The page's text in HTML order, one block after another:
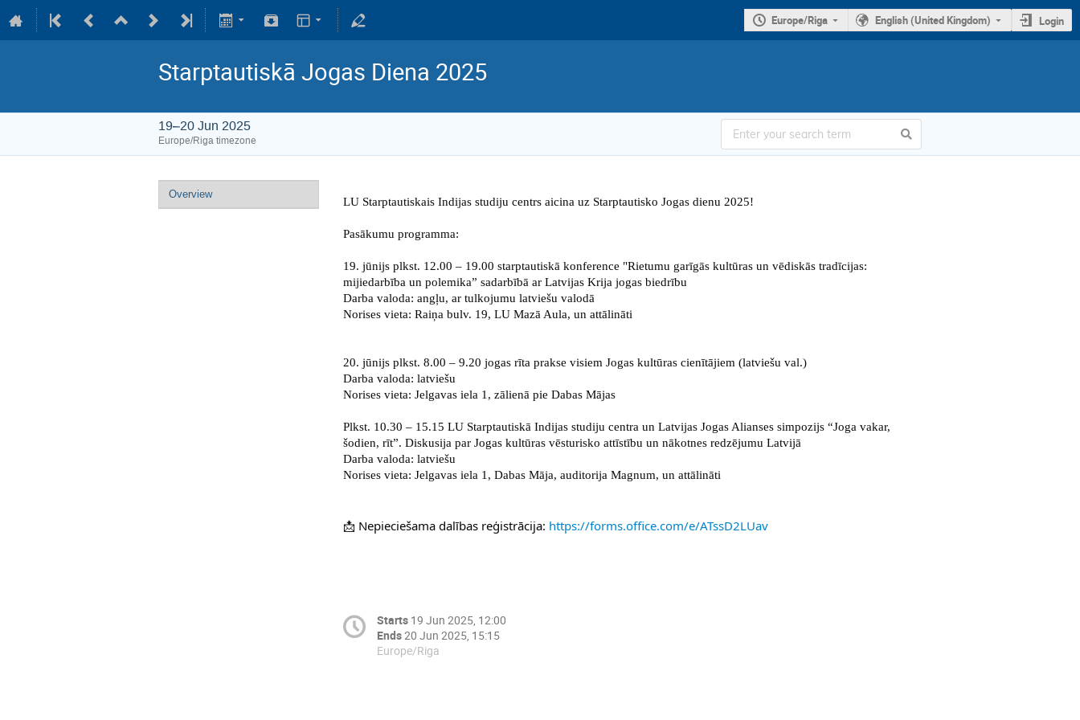
Europe/Riga English (United Kingdom) Login
Starptautiskā Jogas Diena 2025
19–20 Jun 2025
Europe/Riga timezone
Overview
LU Starptautiskais Indijas studiju centrs aicina uz Starptautisko Jogas dienu 2025!
Pasākumu programma:
19. jūnijs plkst. 12.00 – 19.00 starptautiskā konference "Rietumu garīgās kultūras un vēdiskās tradīcijas:
mijiedarbība un polemika” sadarbībā ar Latvijas Krija jogas biedrību
Darba valoda: angļu, ar tulkojumu latviešu valodā
Norises vieta: Raiņa bulv. 19, LU Mazā Aula, un attālināti
20. jūnijs plkst. 8.00 – 9.20 jogas rīta prakse visiem Jogas kultūras cienītājiem (latviešu val.)
Darba valoda: latviešu
Norises vieta: Jelgavas iela 1, zālienā pie Dabas Mājas
Plkst. 10.30 – 15.15 LU Starptautiskā Indijas studiju centra un Latvijas Jogas Alianses simpozijs “Joga vakar,
šodien, rīt”. Diskusija par Jogas kultūras vēsturisko attīstību un nākotnes redzējumu Latvijā
Darba valoda: latviešu
Norises vieta: Jelgavas iela 1, Dabas Māja, auditorija Magnum, un attālināti
📩 Nepieciešama dalības reģistrācija: https://forms.office.com/e/ATssD2LUav
Starts 19 Jun 2025, 12:00
Ends20 Jun 2025, 15:15
Europe/Riga